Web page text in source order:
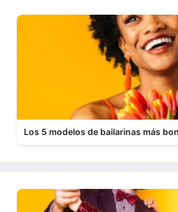
Los 5 modelos de bailarinas más